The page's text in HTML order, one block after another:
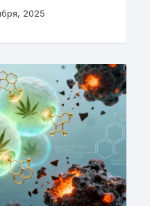
статьи →
на
2025